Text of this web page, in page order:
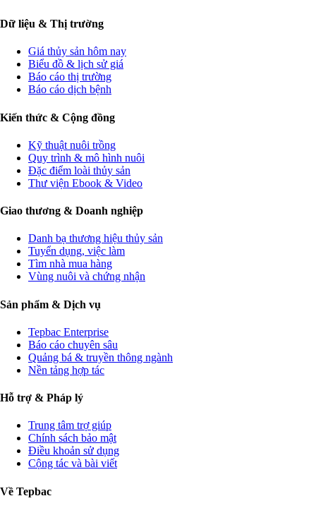
Dữ liệu & Thị trường
Giá thủy sản hôm nay
Biểu đồ & lịch sử giá
Báo cáo thị trường
Báo cáo dịch bệnh
Kiến thức & Cộng đồng
Kỹ thuật nuôi trồng
Quy trình & mô hình nuôi
Đặc điểm loài thủy sản
Thư viện Ebook & Video
Giao thương & Doanh nghiệp
Danh bạ thương hiệu thủy sản
Tuyển dụng, việc làm
Tìm nhà mua hàng
Vùng nuôi và chứng nhận
Sản phẩm & Dịch vụ
Tepbac Enterprise
Báo cáo chuyên sâu
Quảng bá & truyền thông ngành
Nền tảng hợp tác
Hỗ trợ & Pháp lý
Trung tâm trợ giúp
Chính sách bảo mật
Điều khoản sử dụng
Cộng tác và bài viết
Về Tepbac